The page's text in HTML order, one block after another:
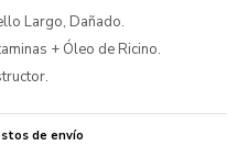
Largo, Dañado.
+ Óleo de Ricino.
de envío